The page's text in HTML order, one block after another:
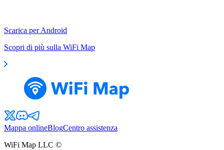
Scarica per Android
Scopri di più sulla WiFi Map
Mappa onlineBlogCentro assistenza
WiFi Map LLC ©